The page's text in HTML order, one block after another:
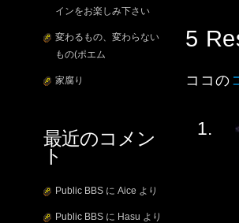
5
ココの
インをお楽しみ下さい
変わるもの、変わらない
もの(ポエム
家腐り
最近のコメン
ト
Public BBS に Aice より
Public BBS に Hasu より